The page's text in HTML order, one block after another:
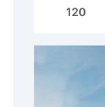
120